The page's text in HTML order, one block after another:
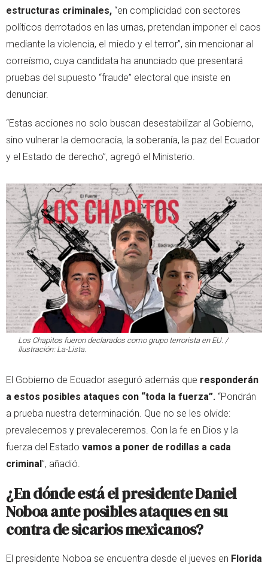
estructuras criminales, “en complicidad con sectores
políticos derrotados en las urnas, pretendan imponer el caos
mediante la violencia, el miedo y el terror”, sin mencionar al
correísmo, cuya candidata ha anunciado que presentará
pruebas del supuesto “fraude” electoral que insiste en
denunciar.
“Estas acciones no solo buscan desestabilizar al Gobierno,
sino vulnerar la democracia, la soberanía, la paz del Ecuador
y el Estado de derecho”, agregó el Ministerio.
Los Chapitos fueron declarados como grupo terrorista en EU. /
Ilustración: La-Lista.
El Gobierno de Ecuador aseguró además que responderán
a estos posibles ataques con “toda la fuerza”. “Pondrán
a prueba nuestra determinación. Que no se les olvide:
prevalecemos y prevaleceremos. Con la fe en Dios y la
fuerza del Estado vamos a poner de rodillas a cada
criminal ”, añadió.
¿En dónde está el presidente Daniel
Noboa ante posibles ataques en su
contra de sicarios mexicanos?
El presidente Noboa se encuentra desde el jueves en Florida